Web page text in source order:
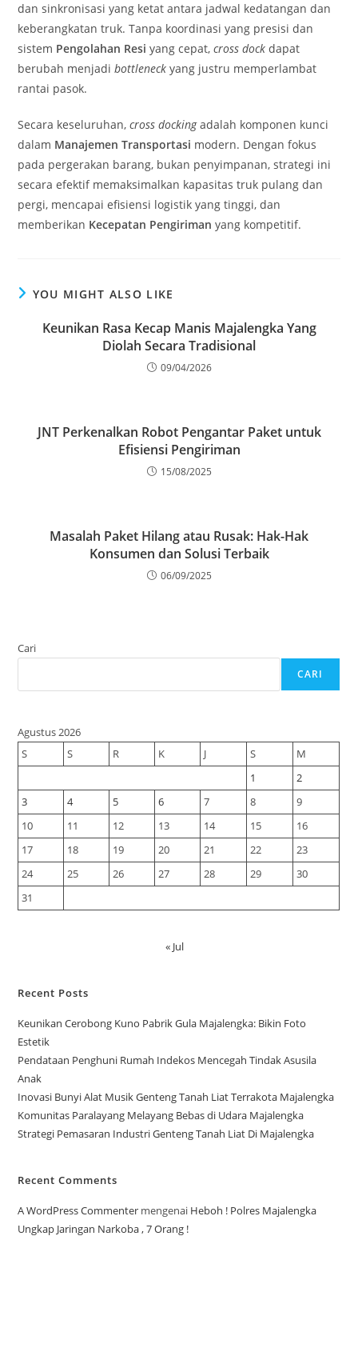
dan sinkronisasi yang ketat antara jadwal kedatangan dan
keberangkatan truk. Tanpa koordinasi yang presisi dan
sistem Pengolahan Resi yang cepat,cross dock dapat
berubah menjadibottleneck yang justru memperlambat
rantai pasok.
Secara keseluruhan,cross dockingadalah komponen kunci
dalam Manajemen Transportasi modern. Dengan fokus
pada pergerakan barang, bukan penyimpanan, strategi ini
secara efektif memaksimalkan kapasitas truk pulang dan
pergi, mencapai efisiensi logistik yang tinggi, dan
memberikan Kecepatan Pengiriman yang kompetitif.
YOU MIGHT ALSO LIKE
Keunikan Rasa Kecap Manis Majalengka Yang
Diolah Secara Tradisional
09/04/2026
JNT Perkenalkan Robot Pengantar Paket untuk
Efisiensi Pengiriman
15/08/2025
Masalah Paket Hilang atau Rusak: Hak-Hak
Konsumen dan Solusi Terbaik
06/09/2025
Cari
CARI
Agustus 2026
S
S R K J S
M
1
2
3
4 5 6 7 8
9
10
11 12 13 14 15
16
17
18 19 20 21 22
23
24
25 26 27 28 29
30
31
« Jul
Recent Posts
Keunikan Cerobong Kuno Pabrik Gula Majalengka: Bikin Foto
Estetik
Pendataan Penghuni Rumah Indekos Mencegah Tindak Asusila
Anak
Inovasi Bunyi Alat Musik Genteng Tanah Liat Terrakota Majalengka
Komunitas Paralayang Melayang Bebas di Udara Majalengka
Strategi Pemasaran Industri Genteng Tanah Liat Di Majalengka
Recent Comments
A WordPress Commenter mengenai Heboh ! Polres Majalengka
Ungkap Jaringan Narkoba , 7 Orang !